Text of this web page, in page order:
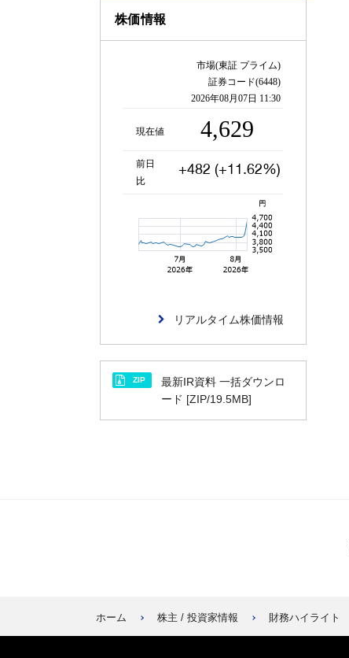
株価情報
リアルタイム株価情報
ZIP
最新IR資料 一括ダウンロ
ード [ZIP/19.5MB]
ホーム 株主 / 投資家情報 財務ハイライト